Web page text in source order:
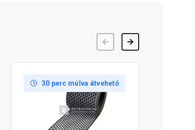
30 perc múlva átvehető